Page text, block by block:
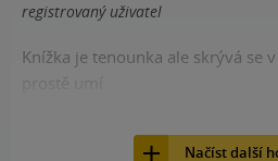
registrovaný uživatel
Knížka je tenounka ale skrývá se
Načíst další